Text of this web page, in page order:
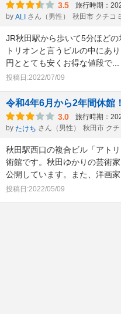
3.5 旅行時期：
by ALI さん（男性） 秋田市 クチコ
JR秋田駅から歩いて5分ほど
トリオンと言うビルの中にあ
円ととても安くお得な値段で...
投稿日:2022/07/09
令和4年6月から2年間休館！
3.0 旅行時期：
by たけち さん（男性） 秋田市 ク
秋田駅西口の複合ビル「アト
術館です。秋田ゆかりの芸術
公開しています。また、洋画家
投稿日:2022/05/09